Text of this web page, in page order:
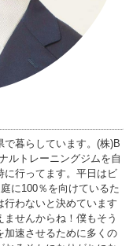
暮らしています。(株)B
ルトレーニングジムを自
に行ってます。平日はビ
に100％を向けているた
わないと決めています
せんからね！僕もそう
加速させるために多くの